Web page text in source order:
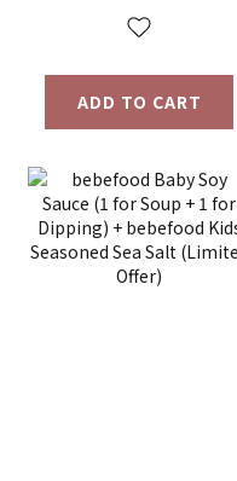
bebefood Kids
Salt (1 bottle) +
Hibebe Baby
Root and Chicken
Porridge) (1 box)
ADD TO CART